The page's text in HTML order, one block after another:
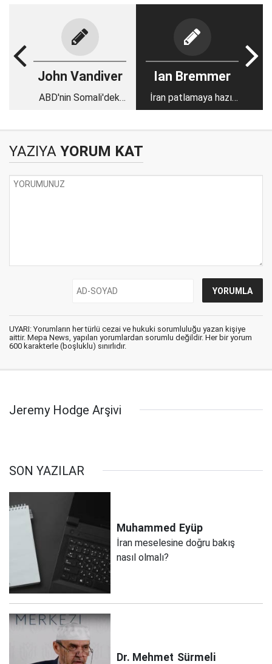
John Vandiver
ABD'nin Somali'deki
yaratacak
Ian Bremmer
İran patlamaya hazır
bir barut fıçısı
YAZIYA YORUM KAT
UYARI: Yorumların her türlü cezai ve hukuki sorumluluğu yazan kişiye
aittir. Mepa News, yapılan yorumlardan sorumlu değildir. Her bir yorum
600 karakterle (boşluklu) sınırlıdır.
Jeremy Hodge Arşivi
SON YAZILAR
Muhammed Eyüp
İran meselesine doğru bakış
nasıl olmalı?
Dr. Mehmet Sürmeli